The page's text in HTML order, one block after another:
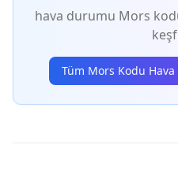
hava durumu Mors
Tüm Mors Kodu